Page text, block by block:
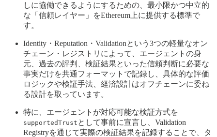
しに協働できるようにするための、最小限かつ中立的
な「信頼レイヤー」をEthereum上に提供する標準で
す。
Identity・Reputation・Validationという3つの軽量なオン
チェーン・レジストリによって、エージェントの身
元、過去の評判、検証結果といった信頼判断に必要な
事実だけを共通フォーマットで記録し、具体的な評価
ロジックや検証手法、経済設計はオフチェーンに委ね
る設計を取っています。
特に、エージェントが対応可能な検証方式を
supportedTrust として事前に宣言し、Validation
Registryを通じて実際の検証結果を記録することで、タ